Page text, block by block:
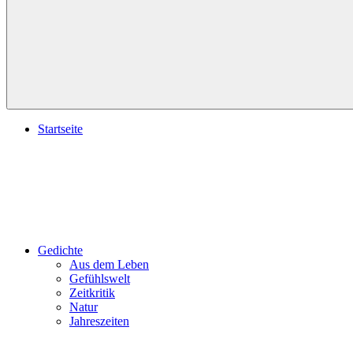
Startseite
Gedichte
Aus dem Leben
Gefühlswelt
Zeitkritik
Natur
Jahreszeiten